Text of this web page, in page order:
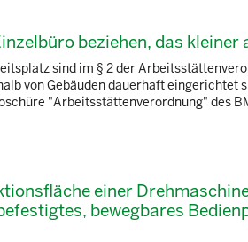
beziehen, das kleiner
sind im § 2 der
von Gebäuden dauerhaft eingerichtet
"Arbeitsstättenverordnung" des
einer
bewegbares